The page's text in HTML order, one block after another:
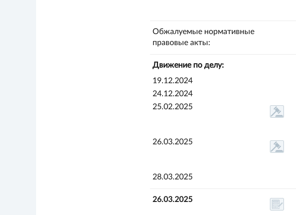
Обжалуемые нормативные
правовые акты:
Движение по делу:
19.12.2024
24.12.2024
25.02.2025
26.03.2025
28.03.2025
26.03.2025